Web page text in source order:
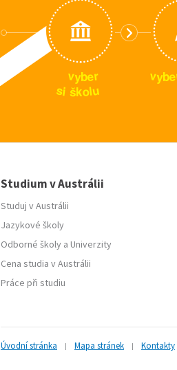
vyber
si školu
vybe
Studium v Austrálii
Studuj v Austrálii
Jazykové školy
Odborné školy a Univerzity
Cena studia v Austrálii
Práce při studiu
Úvodní stránka | Mapa stránek | Kontakty